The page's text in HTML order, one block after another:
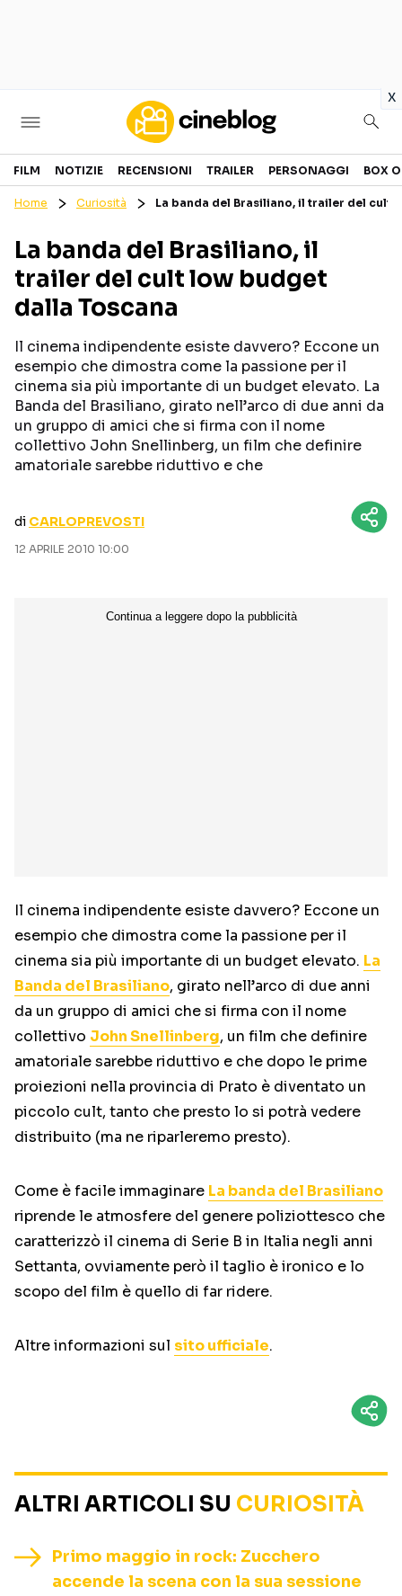
x
Cinema
GENERI
PERSONAGGI
CANALI STREAMING
Categorie
NOTIZIE
CURIOSITÀ
RECENSIONI
TRAILER
BOX OFFICE
Seguici sui social
FILM NOTIZIE RECENSIONI TRAILER PERSONAGGI BOX
Home Curiosità La banda del Brasiliano, il trailer del cult
La banda del Brasiliano, il
trailer del cult low budget
dalla Toscana
Il cinema indipendente esiste davvero? Eccone un
esempio che dimostra come la passione per il
cinema sia più importante di un budget elevato. La
Banda del Brasiliano, girato nell’arco di due anni da
un gruppo di amici che si firma con il nome
collettivo John Snellinberg, un film che definire
amatoriale sarebbe riduttivo e che
di CARLOPREVOSTI
12 APRILE 2010 10:00
Il cinema indipendente esiste davvero? Eccone un
esempio che dimostra come la passione per il
cinema sia più importante di un budget elevato. La
Banda del Brasiliano, girato nell’arco di due anni
da un gruppo di amici che si firma con il nome
collettivo John Snellinberg, un film che definire
amatoriale sarebbe riduttivo e che dopo le prime
proiezioni nella provincia di Prato è diventato un
piccolo cult, tanto che presto lo si potrà vedere
distribuito (ma ne riparleremo presto).
Come è facile immaginare La banda del Brasiliano
riprende le atmosfere del genere poliziottesco che
caratterizzò il cinema di Serie B in Italia negli anni
Settanta, ovviamente però il taglio è ironico e lo
scopo del film è quello di far ridere.
Altre informazioni sul sito ufficiale.
ALTRI ARTICOLI SU CURIOSITÀ
Primo maggio in rock: Zucchero
accende la scena con la sua sessione